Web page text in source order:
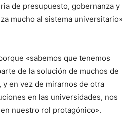
de presupuesto, gobernanza y
mucho al sistema universitario»
«sabemos que tenemos
de la solución de muchos de
y en vez de mirarnos de otra
en las universidades, nos
nuestro rol protagónico».